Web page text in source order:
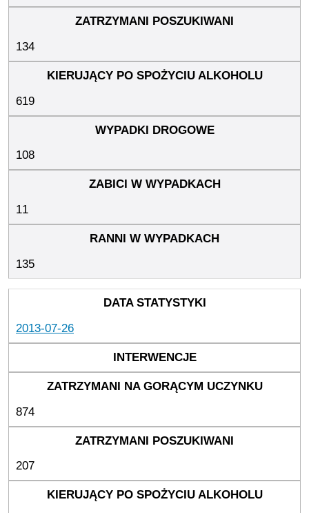
134
619
108
11
135
2013-07-26
874
207